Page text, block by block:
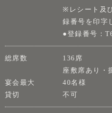
※レシート及
録番号を印字
●登録番号：
総席数
136席
座敷席あり・
宴会最大
40名様
貸切
不可